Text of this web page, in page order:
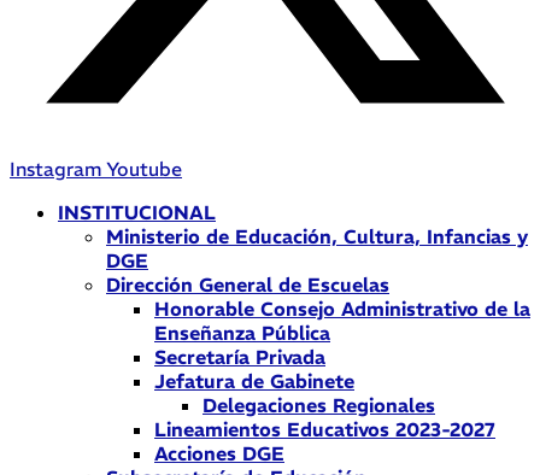
Instagram Youtube
INSTITUCIONAL
Ministerio de Educación, Cultura, Infancias y
DGE
Dirección General de Escuelas
Honorable Consejo Administrativo de la
Enseñanza Pública
Secretaría Privada
Jefatura de Gabinete
Delegaciones Regionales
Lineamientos Educativos 2023-2027
Acciones DGE